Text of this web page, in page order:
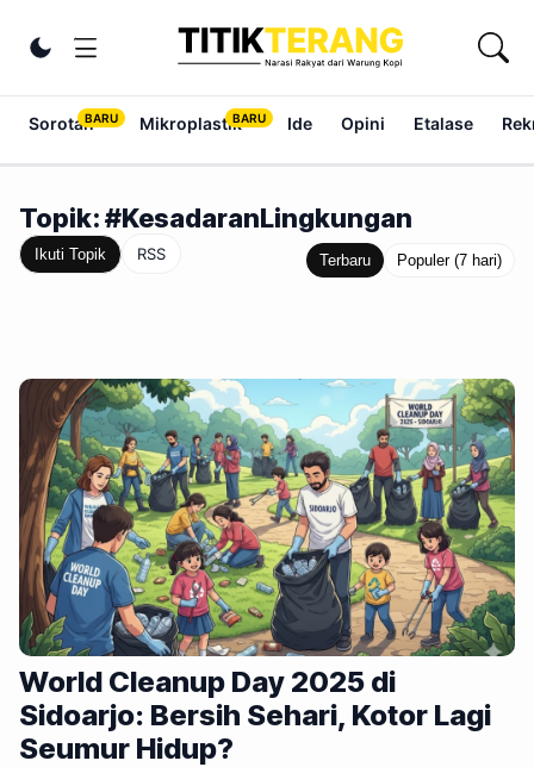
Ubah tema
Sorotan Mikroplastik Ide Opini Etalase
Topik: #KesadaranLingkungan
Ikuti Topik RSS Terbaru Populer (7 hari)
World Cleanup Day 2025 di
Sidoarjo: Bersih Sehari, Kotor Lagi
Seumur Hidup?